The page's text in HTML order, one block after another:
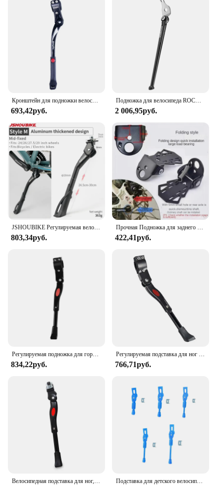
Кронштейн для подножки велосипеда DEEMOUNT из алюминиевого сплава KA59, Опорный кронштейн, Стояночная стойка для горного велосипеда/дорожного велосипеда, запчасти для верховой езды
693,42руб.
Подножка для велосипеда ROCKBROS, 16 дюймов, регулируемая подставка из алюминиевого сплава, надежная подножка
2 006,95руб.
JSHOUBIKE Регулируемая велосипедная подставка из алюминиевого сплава MTB/снег/складной велосипед/электромобиль велосипед боковая подножка 24-29 дюймов
803,34руб.
Прочная Подножка для заднего сиденья MTB, монтируемая на заднее колесо, велосипедные педали, складная подножка, велосипедные аксессуары, нескользящая подножка
422,41руб.
Регулируемая подножка для горного и дорожного велосипеда, стойка для парковки с откидной ножкой, опора для бокового велосипеда, велосипедные аксессуары
834,22руб.
Регулируемая подставка для ног для горного велосипеда
766,71руб.
Подставка для детского велосипеда, регулируемая Нескользящая опора для ног велосипеда, с боковой опорой